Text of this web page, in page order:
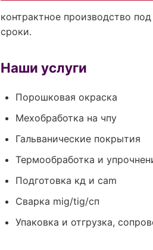
контрактное производство
сроки.
Наши услуги
Порошковая окраска
Мехобработка на чпу
Гальванические покрытия
Термообработка и
Подготовка кд и cam
Сварка mig/tig/сп
Упаковка и отгрузка,